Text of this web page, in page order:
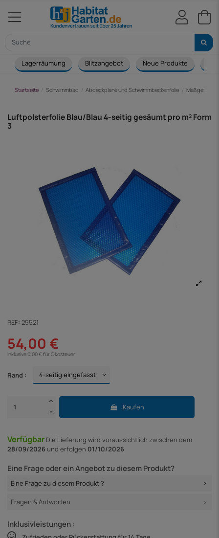
Lagerräumung Blitzangebot Neue Produkte
Startseite Schwimmbad Abdeckplane und Schwimmbeckenfolie
Luftpolsterfolie Blau/Blau 4-seitig gesäumt pro m² Form
3
REF: 25521
54,00 €
Inklusive 0,00 € für Ökosteuer
Rand :
Kaufen
Verfügbar Die Lieferung wird voraussichtlich zwischen dem
28/09/2026 und erfolgen 01/10/2026
Eine Frage oder ein Angebot zu diesem Produkt?
Eine Frage zu diesem Produkt ?
Fragen & Antworten
Inklusivleistungen :